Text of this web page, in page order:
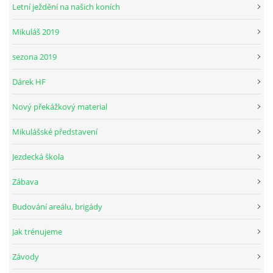
Letní ježdění na našich koních
Mikuláš 2019
sezona 2019
Dárek HF
Nový překážkový material
Mikulášské představení
Jezdecká škola
Zábava
Budování areálu, brigády
Jak trénujeme
Závody